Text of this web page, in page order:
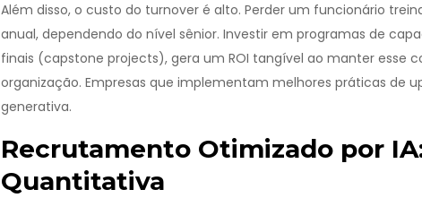
Além disso, o custo do turnover é alto. Perder um funcionário
anual, dependendo do nível sênior. Investir em programas de
finais (capstone projects), gera um ROI tangível ao manter esse
organização. Empresas que implementam melhores práticas de
generativa.
Recrutamento Otimizado por
Quantitativa